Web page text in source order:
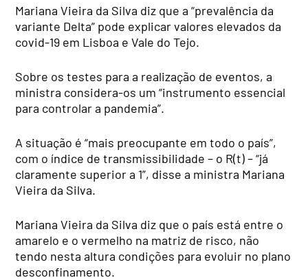
Mariana Vieira da Silva diz que a “prevalência da
variante Delta” pode explicar valores elevados da
covid-19 em Lisboa e Vale do Tejo.
Sobre os testes para a realização de eventos, a
ministra considera-os um “instrumento essencial
para controlar a pandemia”.
A situação é “mais preocupante em todo o país”,
com o índice de transmissibilidade – o R(t) – “já
claramente superior a 1”, disse a ministra Mariana
Vieira da Silva.
Mariana Vieira da Silva diz que o país está entre o
amarelo e o vermelho na matriz de risco, não
tendo nesta altura condições para evoluir no plano
desconfinamento.